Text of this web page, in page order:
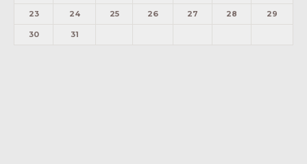
23 24 25 26 27 28 29
30 31